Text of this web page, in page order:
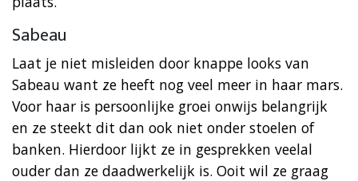
Sabeau
Laat je niet misleiden door knappe looks van
Sabeau want ze heeft nog veel meer in haar mars.
Voor haar is persoonlijke groei onwijs belangrijk
en ze steekt dit dan ook niet onder stoelen of
banken. Hierdoor lijkt ze in gesprekken veelal
ouder dan ze daadwerkelijk is. Ooit wil ze graag